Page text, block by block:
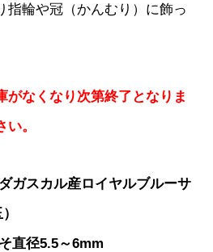
指輪や冠（かんむり）に飾っ
がなくなり次第終了となりま
。
ガスカル産ロイヤルブルーサ
直径5.5～6mm